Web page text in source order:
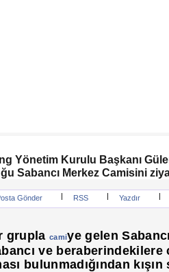
Yönetim Kurulu Başkanı
Sabancı Merkez Camisini
Gönder | RSS | Yazdır |
grupla camiye gelen
ve
bulunmadığından